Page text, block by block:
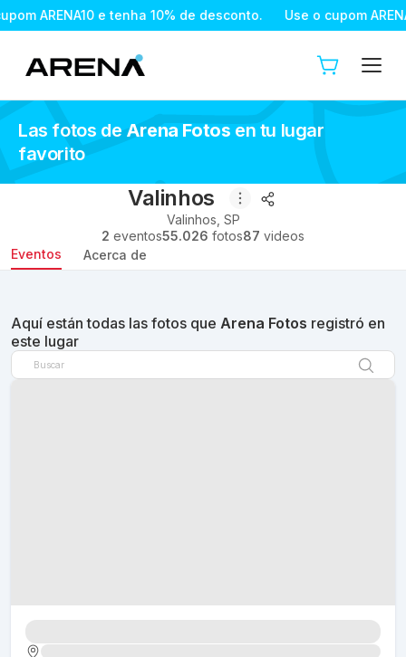
e tenha 10% de desconto. Use o cupom ARENA10
Las fotos de Arena Fotos en tu lugar
favorito
Valinhos
Valinhos SP
2 eventos55.026 fotos87 videos
Eventos
Acerca de
Aquí están todas las fotos que Arena Fotos registró en
este lugar